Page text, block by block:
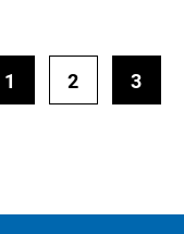
1 2 3